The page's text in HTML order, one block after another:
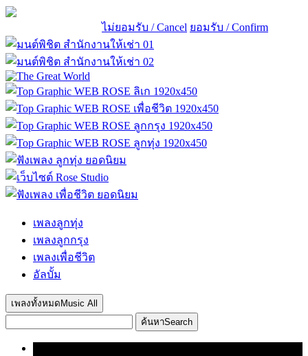
ไม่ยอมรับ / Cancel ยอมรับ / Confirm
เพลงลูกทุ่ง
เพลงลูกกรุง
เพลงเพื่อชีวิต
อัลบั้ม
เพลงทั้งหมด Music All
ค้นหาSearch